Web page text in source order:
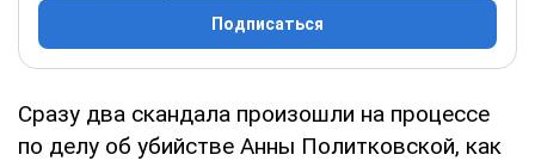
Подписаться
Сразу два скандала произошли на процессе
по делу об убийстве Анны Политковской, как